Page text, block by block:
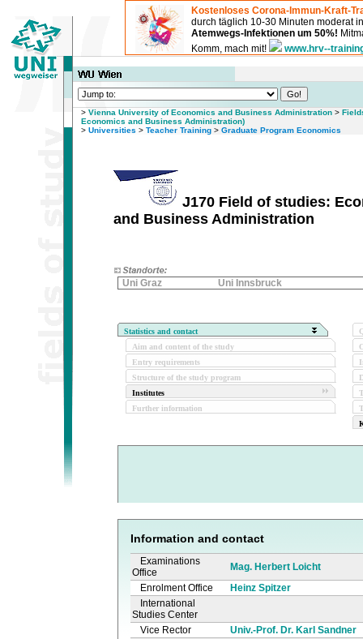
Kostenloses Corona-Immun-Kraft-
durch täglich 10-30 Minuten moderat
Atemwegs-Infektionen um 50%!
Komm, mach mit!
www.hrv--
> Vienna University of Economics and Business Administration >
Economics and Business Administration)
> Universities > Teacher Training > Graduate Program Economics
J170 Field of studies:
and Business Administration
Uni Graz Uni Innsbruck
Statistics and contact
Aim and content of the study
Entry requirements
Structure of the study program
Institutes
Further information
Information and contact
Examinations
Office
Mag. Herbert Loicht
Enrolment Office
Heinz Spitzer
International
Studies Center
Vice Rector
Univ.-Prof. Dr. Karl Sandner